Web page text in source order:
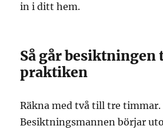
in i ditt hem.
Så går besiktningen
praktiken
Räkna med två till tre timmar.
Besiktningsmannen börjar